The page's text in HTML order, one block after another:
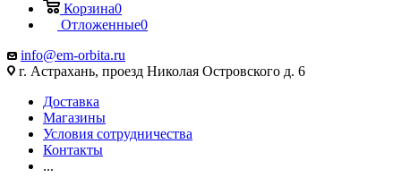
Корзина0
Отложенные0
info@em-orbita.ru
г. Астрахань, проезд Николая Островского д. 6
Доставка
Магазины
Условия сотрудничества
Контакты
...